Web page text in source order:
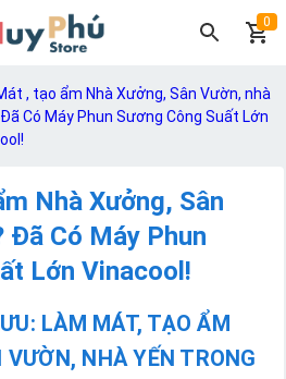
0
, tạo ẩm Nhà Xưởng, Sân Vườn, nhà
Có Máy Phun Sương Công Suất Lớn
Nhà Xưởng, Sân
Đã Có Máy Phun
Lớn Vinacool!
LÀM MÁT, TẠO ẨM
NHÀ YẾN TRONG